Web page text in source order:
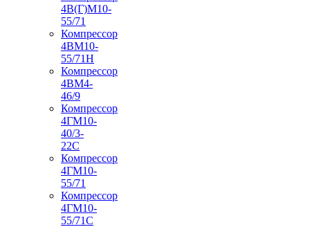
4В(Г)М10-
55/71
Компрессор
4ВМ10-
55/71Н
Компрессор
4ВМ4-
46/9
Компрессор
4ГМ10-
40/3-
22С
Компрессор
4ГМ10-
55/71
Компрессор
4ГМ10-
55/71С